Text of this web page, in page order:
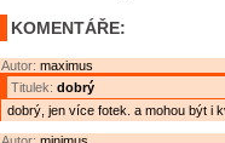
KOMENTÁŘE:
Autor: maximus
Titulek: dobrý
dobrý, jen více fotek. a mohou být i